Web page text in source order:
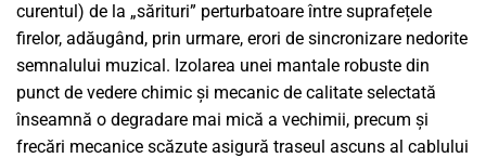
curentul) de la „sărituri” perturbatoare între suprafețele
firelor, adăugând, prin urmare, erori de sincronizare nedorite
semnalului muzical. Izolarea unei mantale robuste din
punct de vedere chimic și mecanic de calitate selectată
înseamnă o degradare mai mică a vechimii, precum și
frecări mecanice scăzute asigură traseul ascuns al cablului